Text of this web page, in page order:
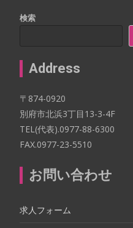
検索
Address
〒874-0920
別府市北浜3丁目13-3-4F
TEL(代表).0977-88-6300
FAX.0977-23-5510
お問い合わせ
求人フォーム